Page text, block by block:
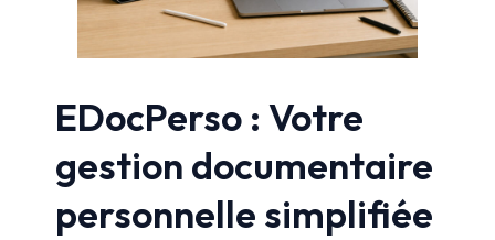
EDocPerso : Votre
gestion documentaire
personnelle simplifiée